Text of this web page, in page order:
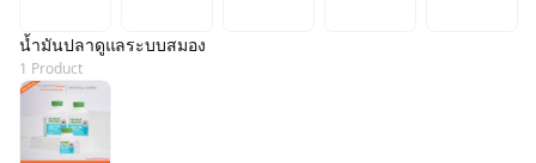
น้ำมันปลาดูแลระบบสมอง
1 Product